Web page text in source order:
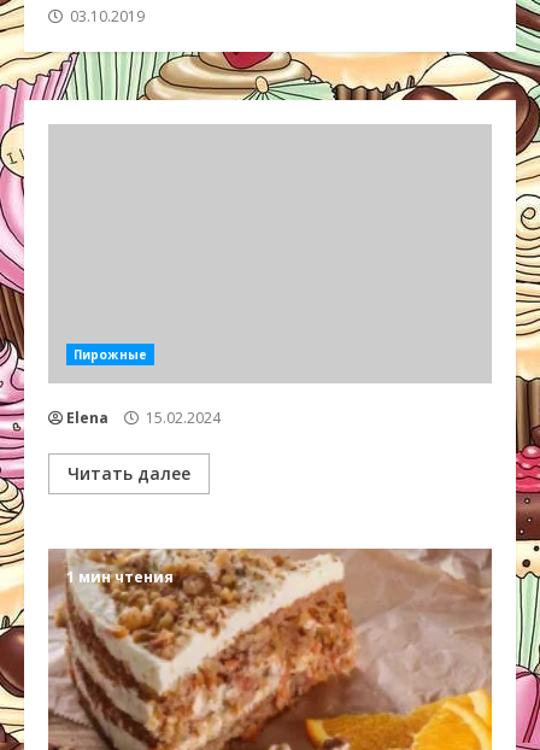
03.10.2019
Пирожные
Elena 15.02.2024
Читать далее
1 мин чтения